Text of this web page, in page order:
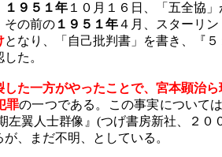
１９５１年 １０月１６日、「五全協」
その前の １９５１年４月、スターリ
となり、「自己批判書」を書き、『
た。
した一方がやったことで、宮本顕治
罪の一つである。この事実について
左翼人士群像』(つげ書房新社、２０
、まだ不明、としている。